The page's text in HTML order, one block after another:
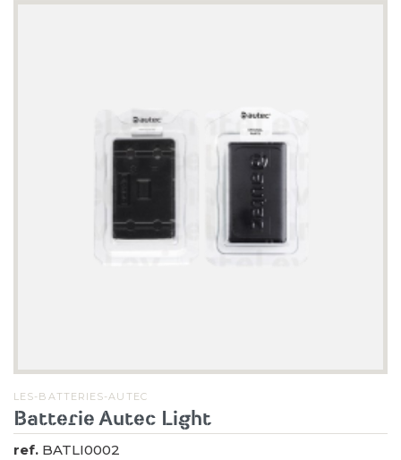
LES-BATTERIES-AUTEC
Batterie Autec Light
ref. BATLI0002